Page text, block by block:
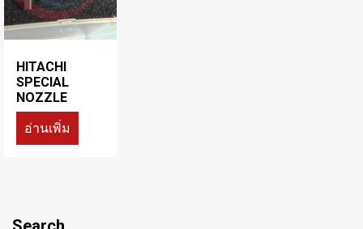
HITACHI
SPECIAL
NOZZLE
อ่านเพิ่ม